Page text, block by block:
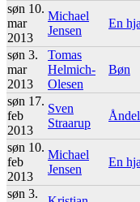
søn 10.
mar
2013
Michael
Jensen
En
søn 3.
mar
2013
Tomas
Helmich-
Olesen
Bøn
søn 17.
feb
2013
Sven
Straarup
søn 10.
feb
2013
Michael
Jensen
En
søn 3.